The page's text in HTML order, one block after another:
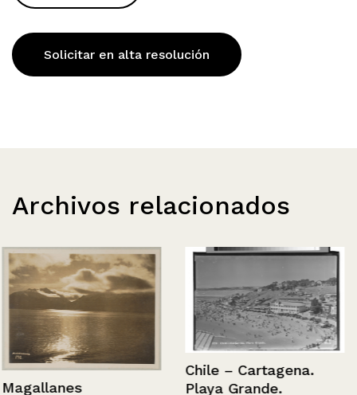
Solicitar en alta resolución
Archivos relacionados
Magallanes
Chile – Cartagena.
Playa Grande.